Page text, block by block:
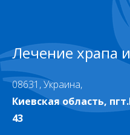
Лечение храпа
08631, Украина,
Киевская область,
43